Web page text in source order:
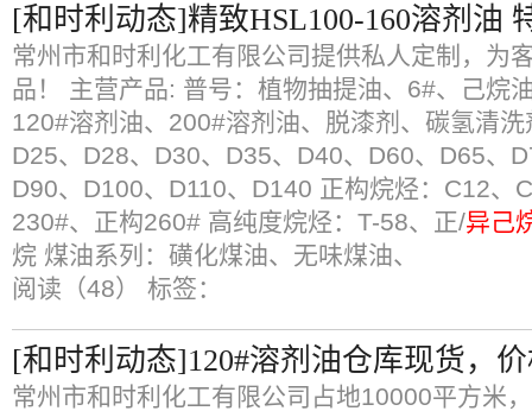
[和时利动态]精致HSL100-160溶剂油
常州市和时利化工有限公司提供私人定制，为
品！ 主营产品: 普号：植物抽提油、6#、己烷
120#溶剂油、200#溶剂油、脱漆剂、碳氢清
D25、D28、D30、D35、D40、D60、D65、
D90、D100、D110、D140 正构烷烃：C12、
230#、正构260# 高纯度烷烃：T-58、正/异己
烷 煤油系列：磺化煤油、无味煤油、
阅读（48） 标签：
[和时利动态]120#溶剂油仓库现货，
常州市和时利化工有限公司占地10000平方米